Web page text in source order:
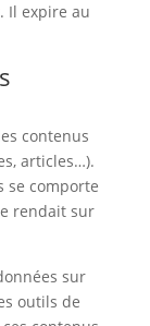
Il expire au
contenus
articles…).
se comporte
rendait sur
sur
outils de